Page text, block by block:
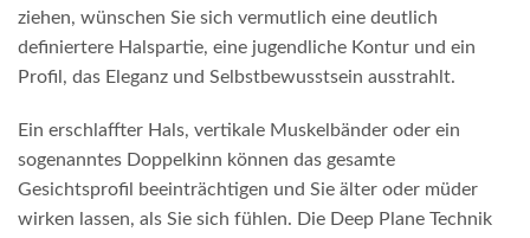
ziehen, wünschen Sie sich vermutlich eine deutlich
definiertere Halspartie, eine jugendliche Kontur und ein
Profil, das Eleganz und Selbstbewusstsein ausstrahlt.
Ein erschlaffter Hals, vertikale Muskelbänder oder ein
sogenanntes Doppelkinn können das gesamte
Gesichtsprofil beeinträchtigen und Sie älter oder müder
wirken lassen, als Sie sich fühlen. Die Deep Plane Technik